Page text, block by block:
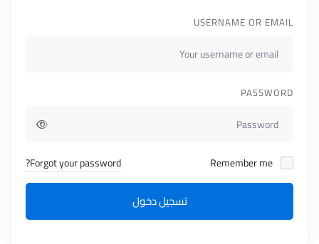
USERNAME OR EMAIL
PASSWORD
Forgot your password?
تسجيل دخول